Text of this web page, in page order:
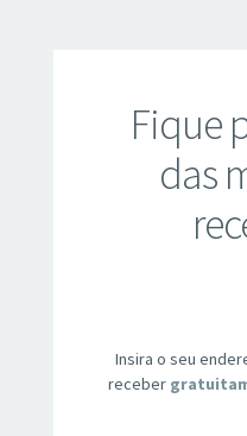
Fique
das
Insira o seu
receber